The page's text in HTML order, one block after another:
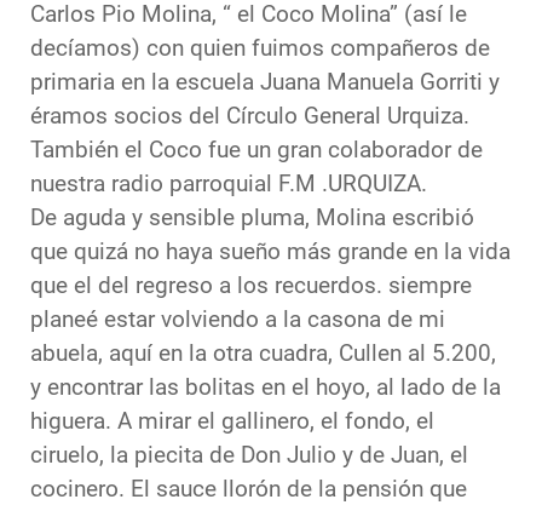
Carlos Pio Molina, “ el Coco Molina” (así le
decíamos) con quien fuimos compañeros de
primaria en la escuela Juana Manuela Gorriti y
éramos socios del Círculo General Urquiza.
También el Coco fue un gran colaborador de
nuestra radio parroquial F.M .URQUIZA.
De aguda y sensible pluma, Molina escribió
que quizá no haya sueño más grande en la vida
que el del regreso a los recuerdos. siempre
planeé estar volviendo a la casona de mi
abuela, aquí en la otra cuadra, Cullen al 5.200,
y encontrar las bolitas en el hoyo, al lado de la
higuera. A mirar el gallinero, el fondo, el
ciruelo, la piecita de Don Julio y de Juan, el
cocinero. El sauce llorón de la pensión que